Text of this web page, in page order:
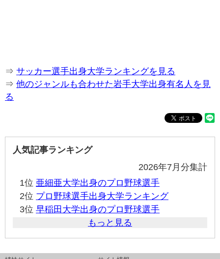
⇒ サッカー選手出身大学ランキングを見る
⇒ 他のジャンルも合わせた岩手大学出身有名人を見
る
人気記事ランキング
2026年7月分集計
1位 亜細亜大学出身のプロ野球選手
2位 プロ野球選手出身大学ランキング
3位 早稲田大学出身のプロ野球選手
もっと見る